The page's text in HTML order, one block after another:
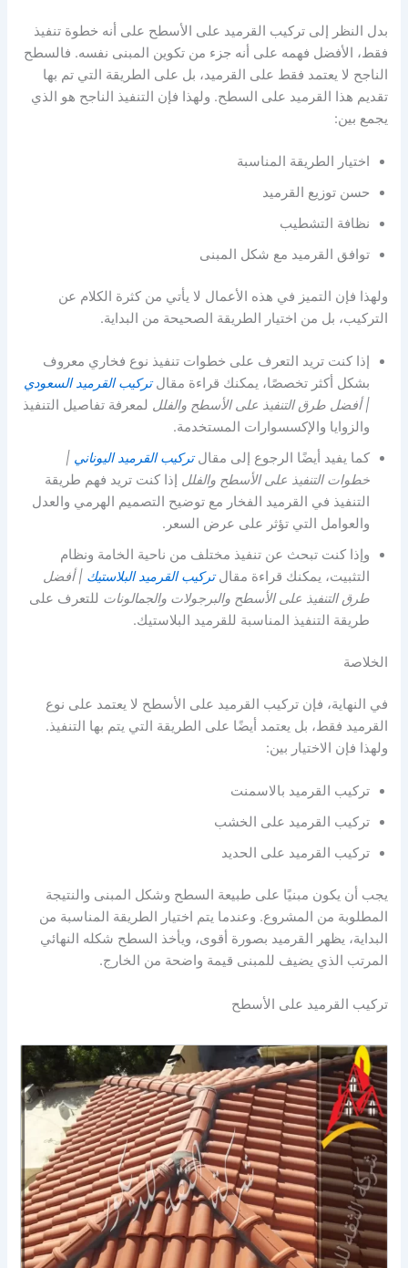
بدل النظر إلى تركيب القرميد على الأسطح على أنه خطوة تنفيذ
فقط، الأفضل فهمه على أنه جزء من تكوين المبنى نفسه. فالسطح
الناجح لا يعتمد فقط على القرميد، بل على الطريقة التي تم بها
تقديم هذا القرميد على السطح. ولهذا فإن التنفيذ الناجح هو الذي
يجمع بين:
اختيار الطريقة المناسبة
حسن توزيع القرميد
نظافة التشطيب
توافق القرميد مع شكل المبنى
ولهذا فإن التميز في هذه الأعمال لا يأتي من كثرة الكلام عن
التركيب، بل من اختيار الطريقة الصحيحة من البداية.
إذا كنت تريد التعرف على خطوات تنفيذ نوع فخاري معروف
بشكل أكثر تخصصًا، يمكنك قراءة مقالتركيب القرميد السعودي
| أفضل طرق التنفيذ على الأسطح والفلل لمعرفة تفاصيل التنفيذ
والزوايا والإكسسوارات المستخدمة.
كما يفيد أيضًا الرجوع إلى مقالتركيب القرميد اليوناني |
خطوات التنفيذ على الأسطح والفلل إذا كنت تريد فهم طريقة
التنفيذ في القرميد الفخار مع توضيح التصميم الهرمي والعدل
والعوامل التي تؤثر على عرض السعر.
وإذا كنت تبحث عن تنفيذ مختلف من ناحية الخامة ونظام
التثبيت، يمكنك قراءة مقالتركيب القرميد البلاستيك | أفضل
طرق التنفيذ على الأسطح والبرجولات والجمالونات للتعرف على
طريقة التنفيذ المناسبة للقرميد البلاستيك.
الخلاصة
في النهاية، فإن تركيب القرميد على الأسطح لا يعتمد على نوع
القرميد فقط، بل يعتمد أيضًا على الطريقة التي يتم بها التنفيذ.
ولهذا فإن الاختيار بين:
تركيب القرميد بالاسمنت
تركيب القرميد على الخشب
تركيب القرميد على الحديد
يجب أن يكون مبنيًا على طبيعة السطح وشكل المبنى والنتيجة
المطلوبة من المشروع. وعندما يتم اختيار الطريقة المناسبة من
البداية، يظهر القرميد بصورة أقوى، ويأخذ السطح شكله النهائي
المرتب الذي يضيف للمبنى قيمة واضحة من الخارج.
تركيب القرميد على الأسطح